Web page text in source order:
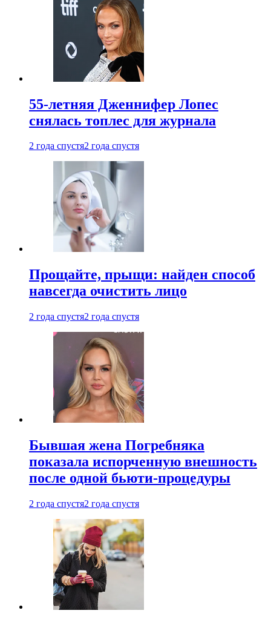
55-летняя Дженнифер Лопес
снялась топлес для журнала
2 года спустя2 года спустя
Прощайте, прыщи: найден способ
навсегда очистить лицо
2 года спустя2 года спустя
Бывшая жена Погребняка
показала испорченную внешность
после одной бьюти-процедуры
2 года спустя2 года спустя